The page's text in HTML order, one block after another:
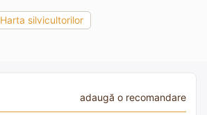
Harta silvicultorilor
adaugă o recomandare